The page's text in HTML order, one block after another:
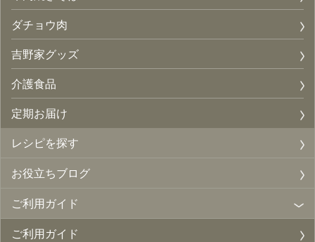
ダチョウ肉
吉野家グッズ
介護食品
定期お届け
レシピを探す
お役立ちブログ
ご利用ガイド
ご利用ガイド